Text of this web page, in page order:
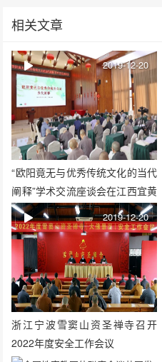
相关文章
“欧阳竟无与优秀传统文化的当代
阐释”学术交流座谈会在江西宜黄
成功举办
2019-12-20
浙江宁波雪窦山资圣禅寺召开
2022年度安全工作会议
2019-12-20